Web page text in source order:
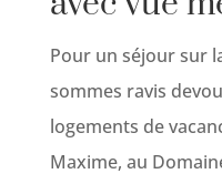
Pour un séjour sur
sommes ravis
logements de
Maxime, au